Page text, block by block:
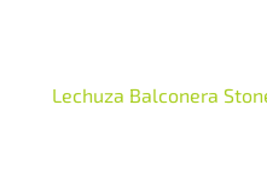
Lechuza Balconera